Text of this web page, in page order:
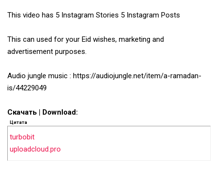
This video has 5 Instagram Stories 5 Instagram Posts
This can used for your Eid wishes, marketing and
advertisement purposes.
Audio jungle music : https://audiojungle.net/item/a-ramadan-
is/44229049
Скачать | Download:
Цитата
turbobit
uploadcloud.pro